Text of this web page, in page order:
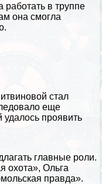
в труппе
она смогла
стал
еще
удалось проявить
главные роли.
охота», Ольга
правда».